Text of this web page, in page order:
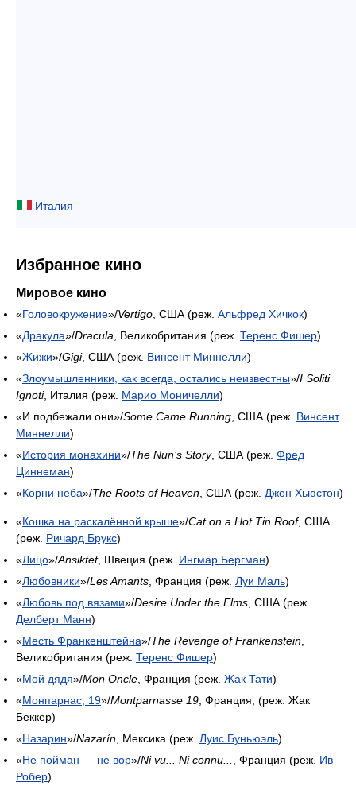
Италия
Избранное кино
Мировое кино
«Головокружение»/Vertigo , США (реж. Альфред Хичкок)
«Дракула»/Dracula , Великобритания (реж. Теренс Фишер)
«Жижи»/Gigi, США (реж. Винсент Миннелли)
«Злоумышленники, как всегда, остались неизвестны»/I Soliti
Ignoti, Италия (реж. Марио Моничелли)
«И подбежали они»/Some Came Running , США (реж. Винсент
Миннелли)
«История монахини»/The Nun’s Story, США (реж. Фред
Циннеман)
«Корни неба»/The Roots of Heaven , США (реж. Джон Хьюстон)
«Кошка на раскалённой крыше»/Cat on a Hot Tin Roof, США
(реж. Ричард Брукс)
«Лицо»/Ansiktet, Швеция (реж. Ингмар Бергман)
«Любовники»/Les Amants , Франция (реж. Луи Маль)
«Любовь под вязами»/Desire Under the Elms , США (реж.
Делберт Манн)
«Месть Франкенштейна»/The Revenge of Frankenstein
Великобритания (реж. Теренс Фишер)
«Мой дядя»/Mon Oncle , Франция (реж. Жак Тати)
«Монпарнас, 19»/Montparnasse 19 , Франция, (реж. Жак
Беккер)
«Назарин»/Nazarín , Мексика (реж. Луис Буньюэль)
«Не пойман — не вор»/Ni vu... Ni connu... , Франция (реж. Ив
Робер)